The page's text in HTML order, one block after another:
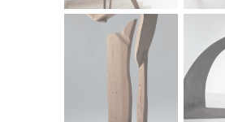
čvrstina željeza imaju jednaku
što je u mijeni, nedovršeno,
dva oveća komada drva, ali
istovremeno budu i spojena i
njegova prosedea je sam rad,
Pritom ga često više zanima ono
onoga što može u galerijski